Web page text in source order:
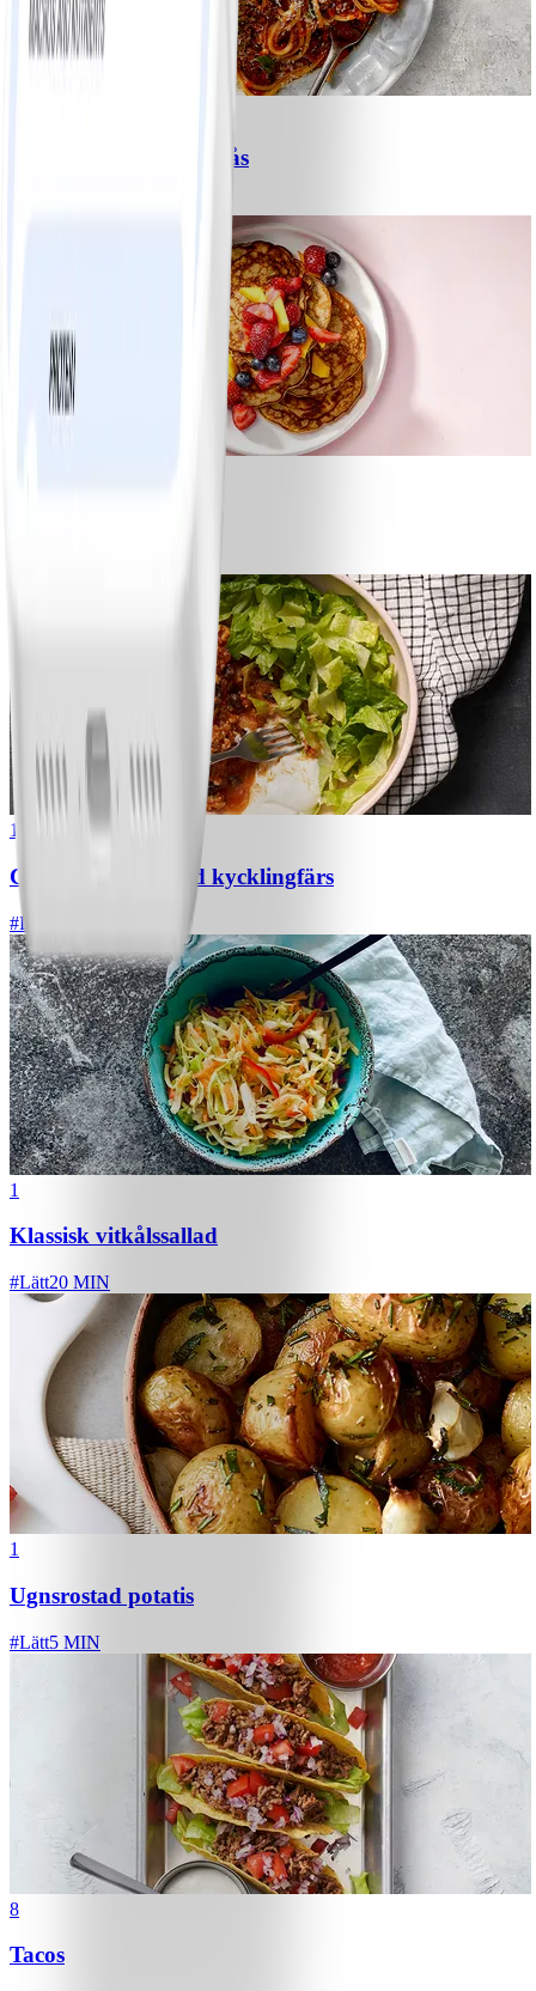
Spagetti med köttfärssås
1
Chili con carne med kycklingfärs
#Lätt
1
Klassisk vitkålssallad
#Lätt20 MIN
1
Ugnsrostad potatis
#Lätt5 MIN
8
Tacos